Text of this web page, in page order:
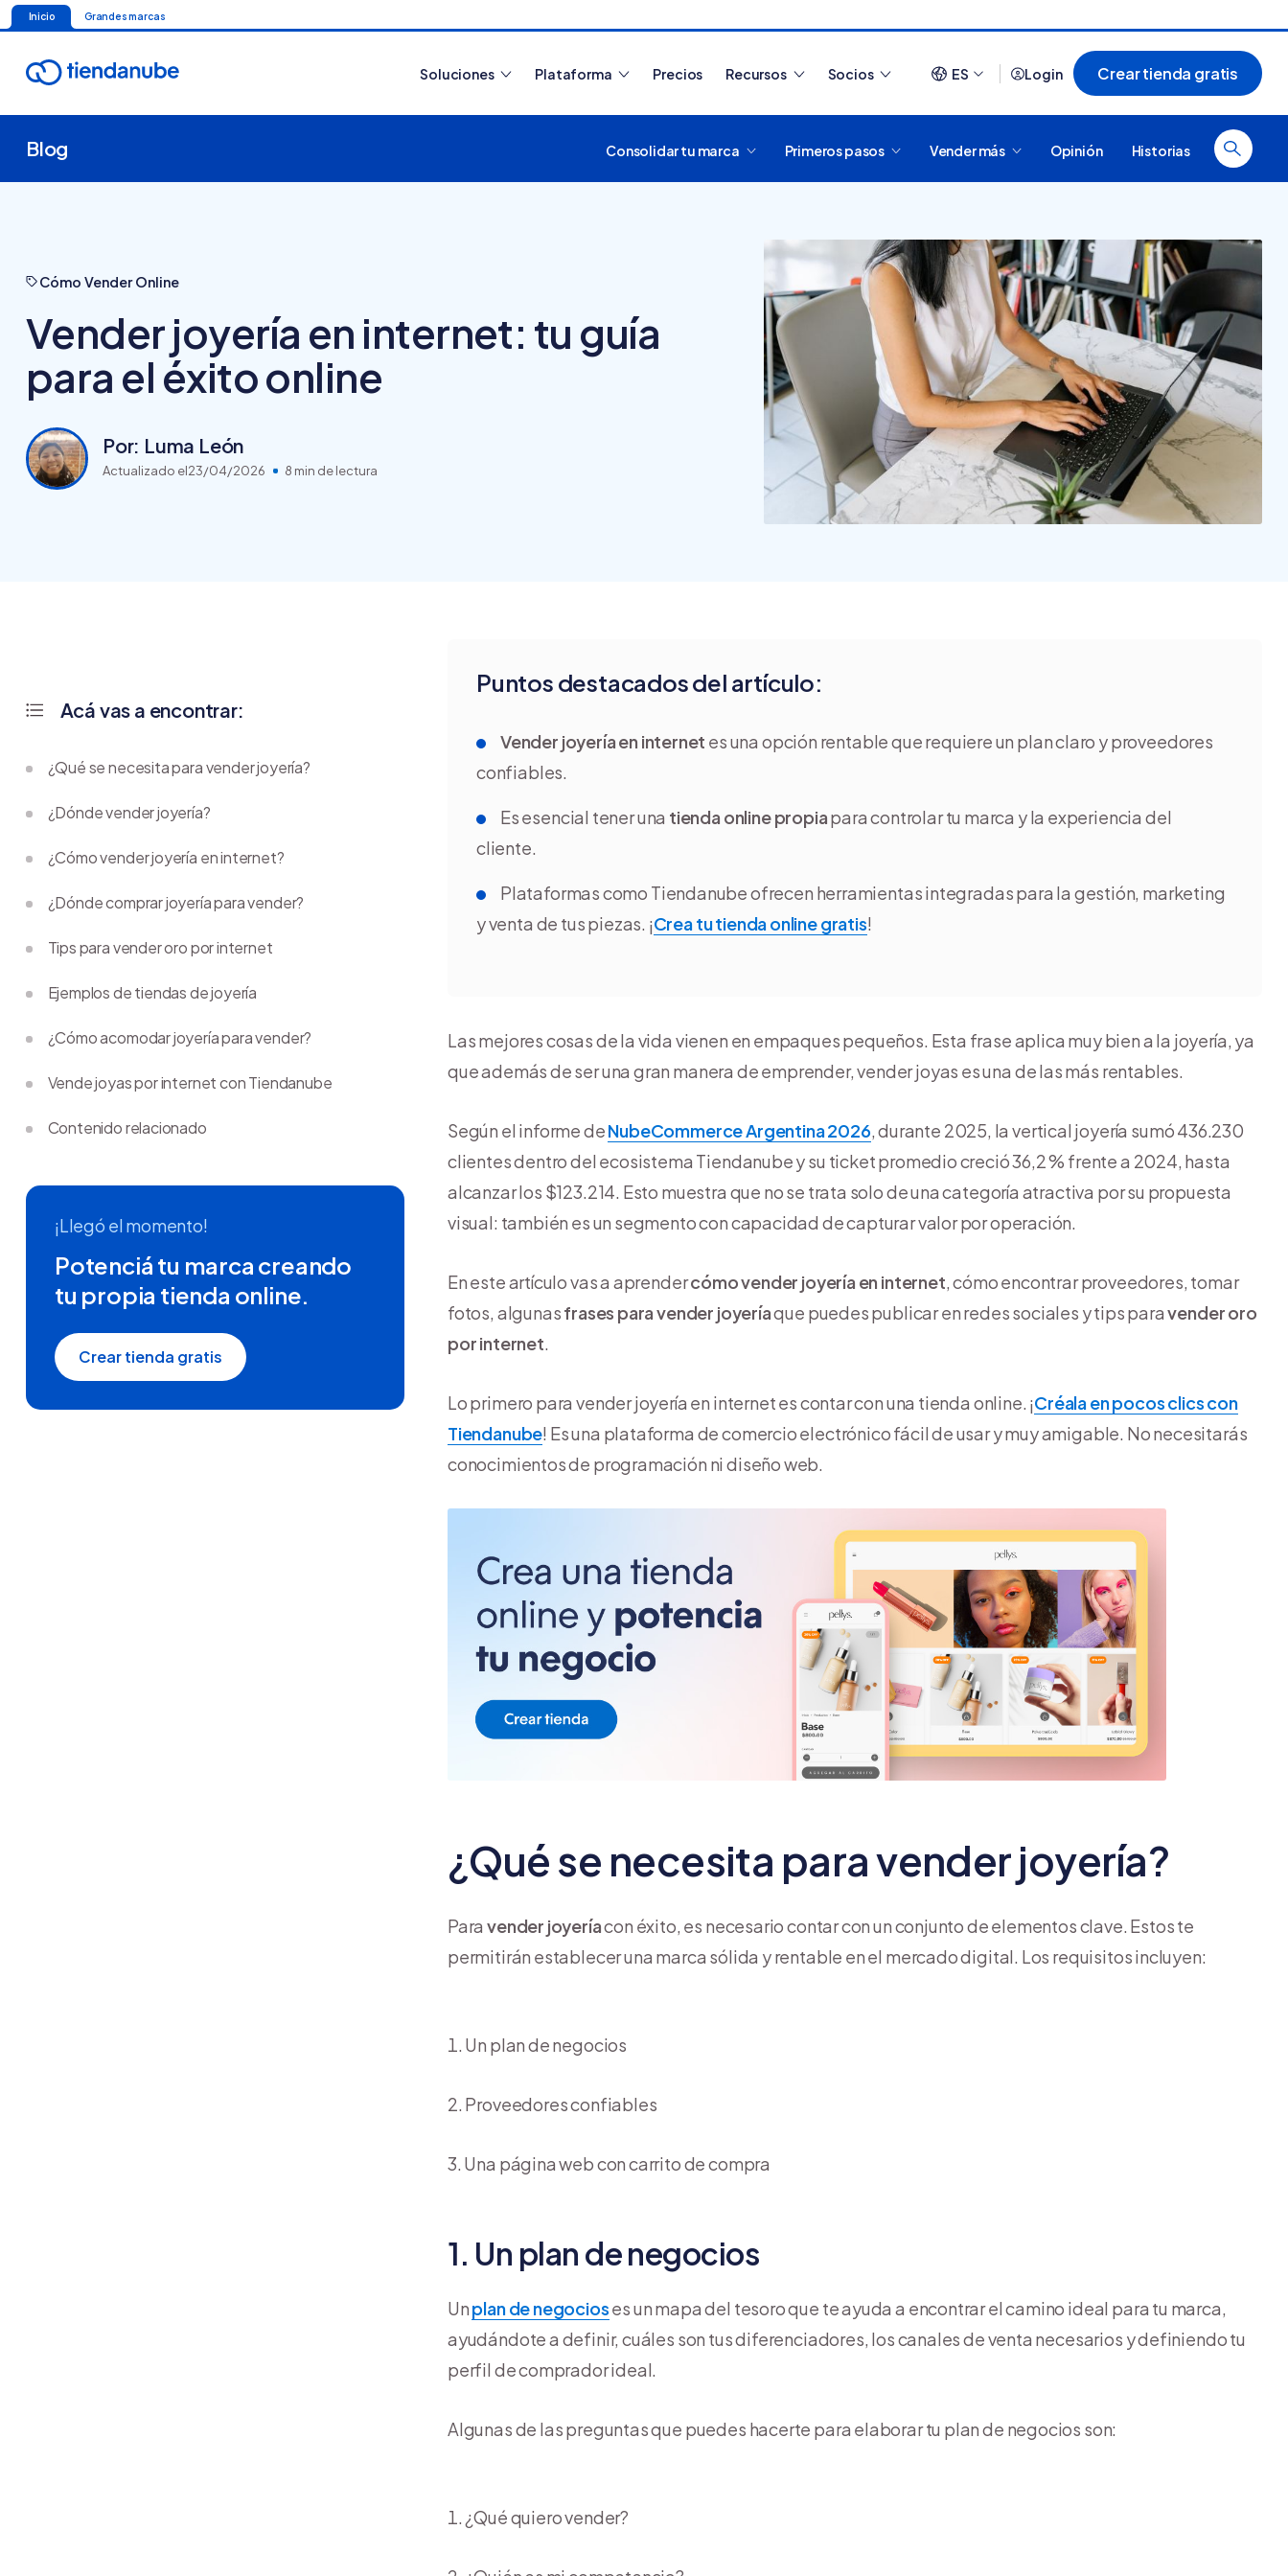
Inicio Grandes marcas
Soluciones Plataforma Precios Recursos
¿Cómo funciona
Tiendanube? Aprende a
crear y usar una tienda
¿Cómo es comprar en
Tiendanube? Conocé
Nube para vender más
20 tiendas online
argentinas creadas con
Tiendanube
Socios ES Login Crear tienda gratis
Blog Consolidar tu marca Primeros pasos Vender más Opinión Historias
Cómo Vender Online
Vender joyería en internet: tu guía
para el éxito online
Por: Luma León
Actualizado el23/04/2026 8 min de lectura
Puntos destacados del artículo:
Vender joyería en internet es una opción rentable que requiere un plan claro y proveedores
confiables.
Es esencial tener una tienda online propiapara controlar tu marca y la experiencia del
cliente.
Plataformas como Tiendanube ofrecen herramientas integradas para la gestión, marketing
y venta de tus piezas. ¡Crea tu tienda online gratis!
Las mejores cosas de la vida vienen en empaques pequeños. Esta frase aplica muy bien a la joyería, ya
que además de ser una gran manera de emprender, vender joyas es una de las más rentables.
Según el informe deNubeCommerce Argentina 2026, durante 2025, la vertical joyería sumó 436.230
clientes dentro del ecosistema Tiendanube y su ticket promedio creció 36,2 % frente a 2024, hasta
alcanzar los $123.214. Esto muestra que no se trata solo de una categoría atractiva por su propuesta
visual: también es un segmento con capacidad de capturar valor por operación.
En este artículo vas a aprendercómo vender joyería en internet, cómo encontrar proveedores, tomar
fotos, algunasfrases para vender joyeríaque puedes publicar en redes sociales y tips paravender oro
por internet.
Lo primero para vender joyería en internet es contar con una tienda online. ¡Créala en pocos clics con
Tiendanube! Es una plataforma de comercio electrónico fácil de usar y muy amigable. No necesitarás
conocimientos de programación ni diseño web.
¿Qué se necesita para vender joyería?
Paravender joyeríacon éxito, es necesario contar con un conjunto de elementos clave. Estos te
permitirán establecer una marca sólida y rentable en el mercado digital. Los requisitos incluyen:
Un plan de negocios
Proveedores confiables
Una página web con carrito de compra
1. Un plan de negocios
Unplan de negocioses un mapa del tesoro que te ayuda a encontrar el camino ideal para tu marca,
ayudándote a definir, cuáles son tus diferenciadores, los canales de venta necesarios y definiendo tu
perfil de comprador ideal.
Algunas de las preguntas que puedes hacerte para elaborar tu plan de negocios son:
¿Qué quiero vender?
Acá vas a encontrar:
¿Qué se necesita para vender joyería?
¿Dónde vender joyería?
¿Cómo vender joyería en internet?
¿Dónde comprar joyería para vender?
Tips para vender oro por internet
Ejemplos de tiendas de joyería
¿Cómo acomodar joyería para vender?
Vende joyas por internet con Tiendanube
Contenido relacionado
¡Llegó el momento!
Potenciá tu marca creando
tu propia tienda online.
Crear tienda gratis